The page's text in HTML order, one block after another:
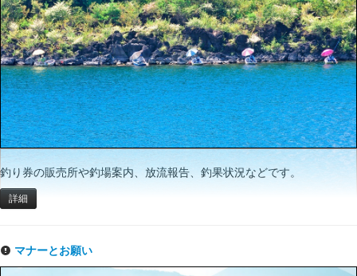
釣り券の販売所や釣場案内、放流報告、釣果状況などです。
詳細
マナーとお願い